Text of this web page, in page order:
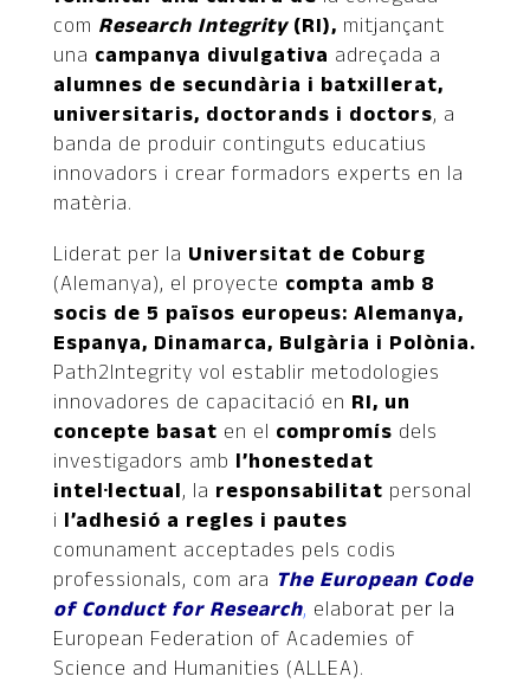
com Research Integrity(RI), mitjançant
una campanya divulgativa adreçada a
alumnes de secundària i batxillerat,
universitaris, doctorands i doctors, a
banda de produir continguts educatius
innovadors i crear formadors experts en la
matèria.
Liderat per la Universitat de Coburg
(Alemanya), el proyecte compta amb 8
socis de 5 països europeus: Alemanya,
Espanya, Dinamarca, Bulgària i Polònia.
Path2Integrity vol establir metodologies
innovadores de capacitació en RI, un
concepte basat en el compromís dels
investigadors amb l’honestedat
intel·lectual, la responsabilitat personal
i l’adhesió a regles i pautes
comunament acceptades pels codis
professionals, com ara The European Code
of Conduct for Research, elaborat per la
European Federation of Academies of
Science and Humanities (ALLEA).